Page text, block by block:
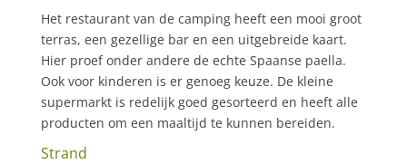
Het restaurant van de camping heeft een mooi groot
terras, een gezellige bar en een uitgebreide kaart.
Hier proef onder andere de echte Spaanse paella.
Ook voor kinderen is er genoeg keuze. De kleine
supermarkt is redelijk goed gesorteerd en heeft alle
producten om een maaltijd te kunnen bereiden.
Strand